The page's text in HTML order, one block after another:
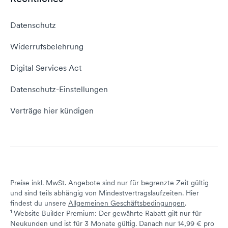
Domain umziehen
E-Mail-Domain
Server Hosting
Kontakt aufnehmen
Empfehlungsprogramm
Domain Reseller
Status dogado.de
Datenschutz
Widerrufsbelehrung
Digital Services Act
Datenschutz-Einstellungen
Verträge hier kündigen
Preise inkl. MwSt. Angebote sind nur für begrenzte Zeit gültig
und sind teils abhängig von Mindestvertragslaufzeiten. Hier
findest du unsere Allgemeinen Geschäftsbedingungen.
1 Website Builder Premium: Der gewährte Rabatt gilt nur für
Neukunden und ist für 3 Monate gültig. Danach nur 14,99 € pro